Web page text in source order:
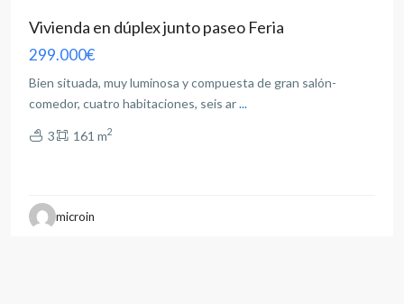
Vivienda en dúplex junto paseo Feria
299.000€
Bien situada, muy luminosa y compuesta de gran salón-
comedor, cuatro habitaciones, seis ar...
3 161 m2
microin